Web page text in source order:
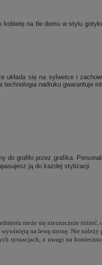
na tle domu w stylu
układa się na sylwetce i
nadruku gwarantuje
grafiki przez grafika.
ją do każdej stylizacji.
może się nieznacznie
na lewą stronę. Nie
sytuacjach, z uwagi na